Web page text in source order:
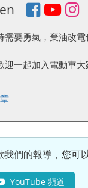
需要勇氣，棄油改電
迎一起加入電動車大
我們的報導，您可
YouTube 頻道